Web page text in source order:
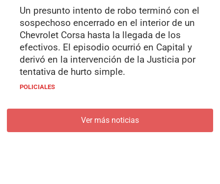
Un presunto intento de robo terminó con el
sospechoso encerrado en el interior de un
Chevrolet Corsa hasta la llegada de los
efectivos. El episodio ocurrió en Capital y
derivó en la intervención de la Justicia por
tentativa de hurto simple.
POLICIALES
Ver más noticias